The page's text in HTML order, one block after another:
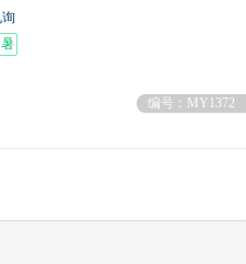
编号：MY1372